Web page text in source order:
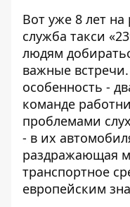
Вот уже 8 лет
служба такси
людям
важные
особенность -
команде
проблемами
- в их
раздражающая
транспортное
европейским